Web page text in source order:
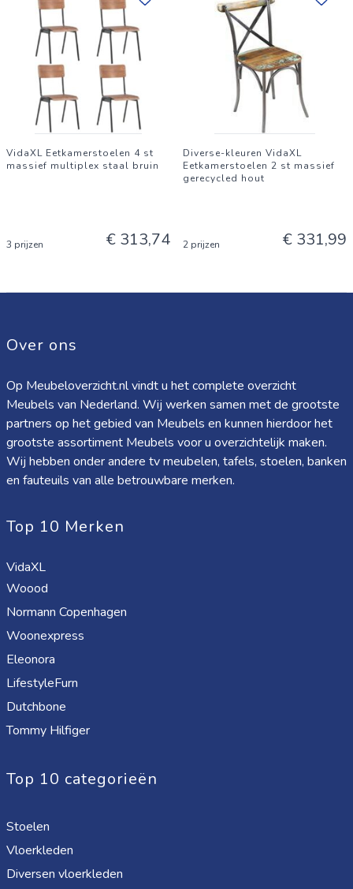
VidaXL Eetkamerstoelen 4 st
massief multiplex staal bruin
3 prijzen € 313,74
Diverse-kleuren VidaXL
Eetkamerstoelen 2 st massief
gerecycled hout
2 prijzen € 331,99
Over ons
Op Meubeloverzicht.nl vindt u het complete overzicht
Meubels van Nederland. Wij werken samen met de grootste
partners op het gebied van Meubels en kunnen hierdoor het
grootste assortiment Meubels voor u overzichtelijk maken.
Wij hebben onder andere tv meubelen, tafels, stoelen, banken
en fauteuils van alle betrouwbare merken.
Top 10 Merken
VidaXL
Woood
Normann Copenhagen
Woonexpress
Eleonora
LifestyleFurn
Dutchbone
Tommy Hilfiger
Top 10 categorieën
Stoelen
Vloerkleden
Diversen vloerkleden